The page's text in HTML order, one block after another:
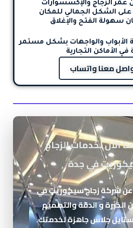
الزجاج والإكسسوارات
على الشكل الجمالي للمكان
سهولة الفتح والإغلاق
الأبواب والواجهات بشكل مستمر
الأماكن التجارية
معنا واتساب
الآن لخدمات الزجاج
في جدة
عن شركة زجاج سيكوريت في
الخبرة و الدقة والتصميم
جلاس جاهزة لخدمتك.